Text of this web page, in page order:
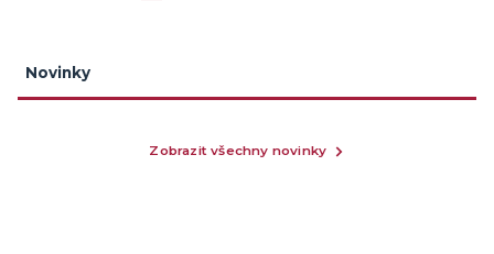
Novinky
Zobrazit všechny novinky